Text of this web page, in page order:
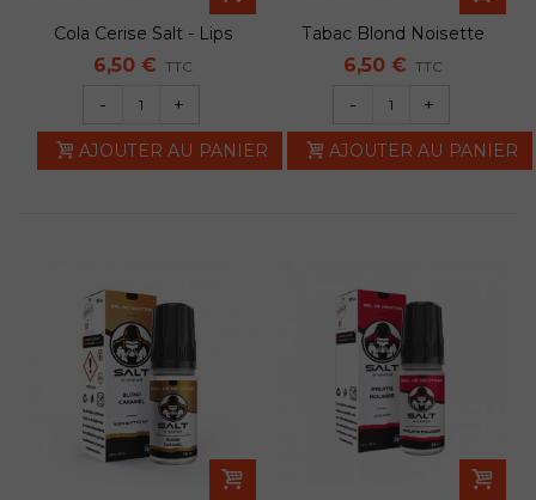
Cola Cerise Salt - Lips
6,50 € TTC
- +
AJOUTER AU PANIER
Tabac Blond Noisette
Salt - Lips
6,50 € TTC
- +
AJOUTER AU PANIER